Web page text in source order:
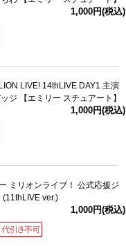
1,000円(税込)
LIVE! 14thLIVE DAY1 主演
ジ 【エミリー スチュアート】
1,000円(税込)
ミリオンライブ！ 公式応援ジ
(11thLIVE ver.)
1,000円(税込)